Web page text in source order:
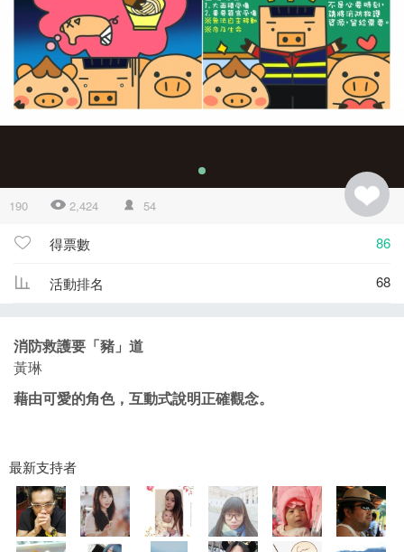
190 2,424 54
得票數 86
活動排名 68
消防救護要「豬」道
黃琳
藉由可愛的角色，互動式說明正確觀念。
最新支持者